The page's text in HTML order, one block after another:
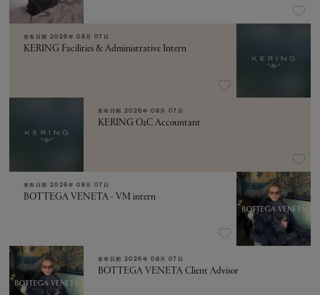
发布日期 2026年 08月 07日
KERING Facilities & Administrative Intern
发布日期 2026年 08月 07日
KERING O2C Accountant
发布日期 2026年 08月 07日
BOTTEGA VENETA - VM intern
发布日期 2026年 08月 07日
BOTTEGA VENETA Client Advisor